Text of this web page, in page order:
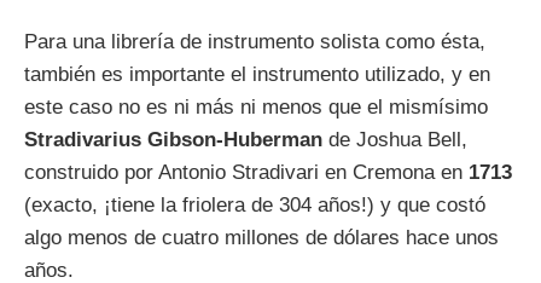
Para una librería de instrumento solista como ésta,
también es importante el instrumento utilizado, y en
este caso no es ni más ni menos que el mismísimo
Stradivarius Gibson-Huberman de Joshua Bell,
construido por Antonio Stradivari en Cremona en 1713
(exacto, ¡tiene la friolera de 304 años!) y que costó
algo menos de cuatro millones de dólares hace unos
años.